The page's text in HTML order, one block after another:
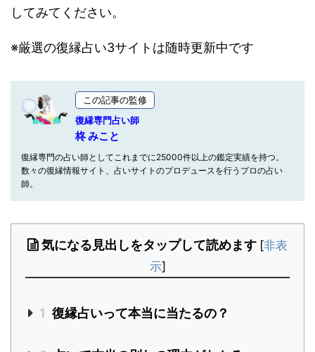
してみてください。
※厳選の復縁占い3サイトは随時更新中です
この記事の監修
復縁専門占い師
柊 みこと
復縁専門の占い師としてこれまでに25000件以上の鑑定実績を持つ。
数々の復縁情報サイト、占いサイトのプロデュースを行うプロの占い
師。
気になる見出しをタップして読めます [非表
示]
1 復縁占いって本当に当たるの？